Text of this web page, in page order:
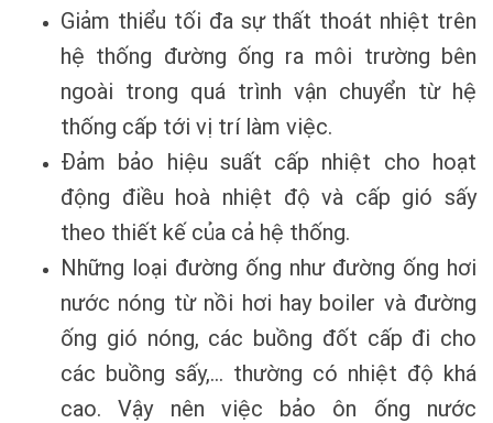
Giảm thiểu tối đa sự thất thoát nhiệt trên
hệ thống đường ống ra môi trường bên
ngoài trong quá trình vận chuyển từ hệ
thống cấp tới vị trí làm việc.
Đảm bảo hiệu suất cấp nhiệt cho hoạt
động điều hoà nhiệt độ và cấp gió sấy
theo thiết kế của cả hệ thống.
Những loại đường ống như đường ống hơi
nước nóng từ nồi hơi hay boiler và đường
ống gió nóng, các buồng đốt cấp đi cho
các buồng sấy,… thường có nhiệt độ khá
cao. Vậy nên việc bảo ôn ống nước